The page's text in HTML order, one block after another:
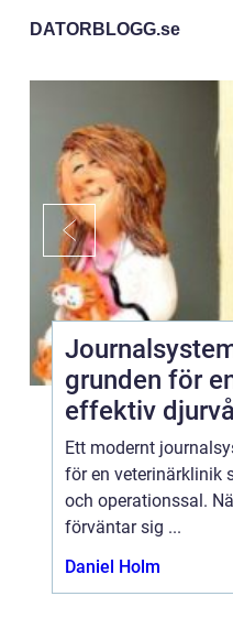
DATORBLOGG.se
grunden för
effektiv
Ett modernt
för en veterinärklinik
och operationssal.
förväntar sig ...
Daniel Holm